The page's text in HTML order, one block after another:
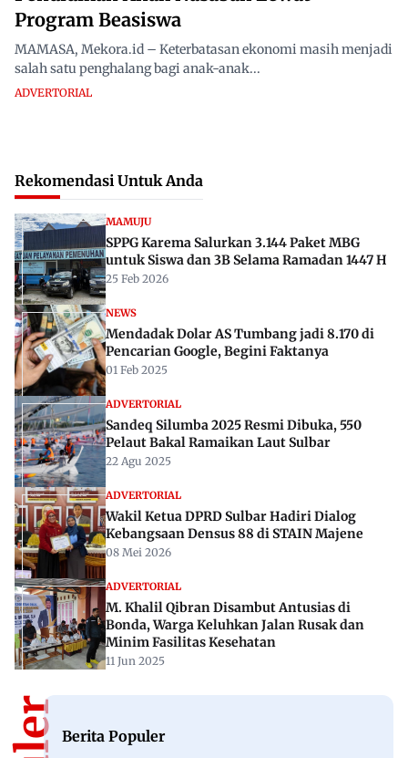
Program Beasiswa
MAMASA, Mekora.id – Keterbatasan ekonomi masih menjadi
salah satu penghalang bagi anak-anak...
ADVERTORIAL
Rekomendasi Untuk Anda
MAMUJU
SPPG Karema Salurkan 3.144 Paket MBG
untuk Siswa dan 3B Selama Ramadan 1447 H
25 Feb 2026
Pencarian Google, Begini Faktanya
01 Feb 2025